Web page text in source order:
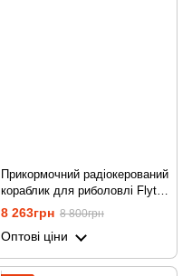
Прикормочний радіокерований
кораблик для риболовлі Flytec
V500, до 500 м, black
8 263грн 8 800грн
Оптові ціни